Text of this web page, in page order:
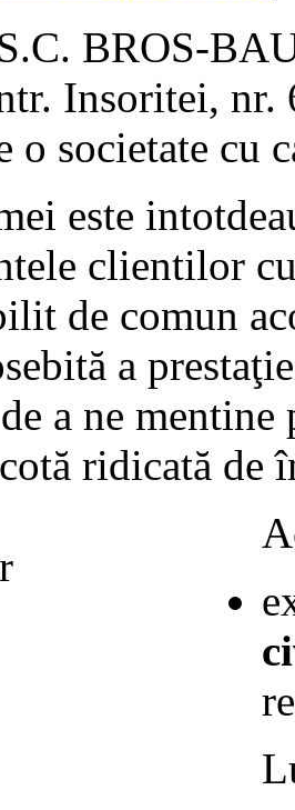
in constructii, inspectii si uitati de
in constructii, inspectii si uitati de
mearga bine
in constructii, inspectii si uitati de
mearga bine
in constructii, inspectii si uitati de
in constructii, inspectii si uitati de
BROS-
Insoritei,
o societate cu
este
clientilor
de comun
a
a ne mentine
ridicată de